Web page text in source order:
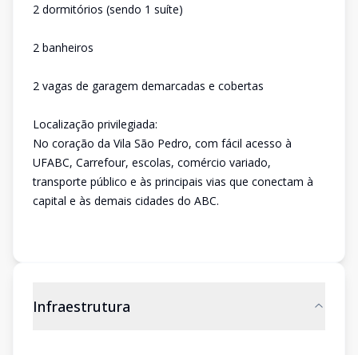
2 dormitórios (sendo 1 suíte)
2 banheiros
2 vagas de garagem demarcadas e cobertas
Localização privilegiada:
No coração da Vila São Pedro, com fácil acesso à
UFABC, Carrefour, escolas, comércio variado,
transporte público e às principais vias que conectam à
capital e às demais cidades do ABC.
Infraestrutura